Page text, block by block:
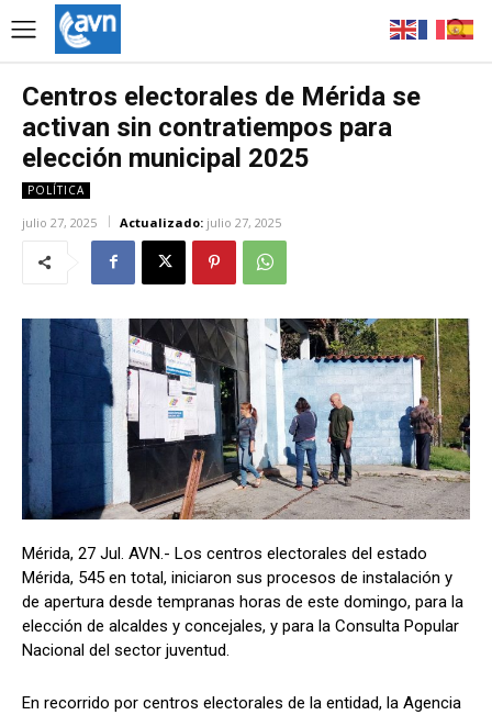
Centros electorales de Mérida se
activan sin contratiempos para
elección municipal 2025
POLÍTICA
julio 27, 2025 Actualizado: julio 27, 2025
Mérida, 27 Jul. AVN.- Los centros electorales del estado
Mérida, 545 en total, iniciaron sus procesos de instalación y
de apertura desde tempranas horas de este domingo, para la
elección de alcaldes y concejales, y para la Consulta Popular
Nacional del sector juventud.
En recorrido por centros electorales de la entidad, la Agencia